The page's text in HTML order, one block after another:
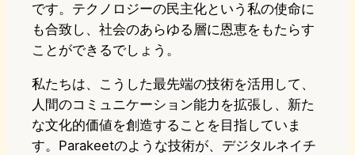
です。テクノロジーの民主化という私の使命に
も合致し、社会のあらゆる層に恩恵をもたらす
ことができるでしょう。
私たちは、こうした最先端の技術を活用して、
人間のコミュニケーション能力を拡張し、新た
な文化的価値を創造することを目指していま
す。Parakeetのような技術が、デジタルネイチ